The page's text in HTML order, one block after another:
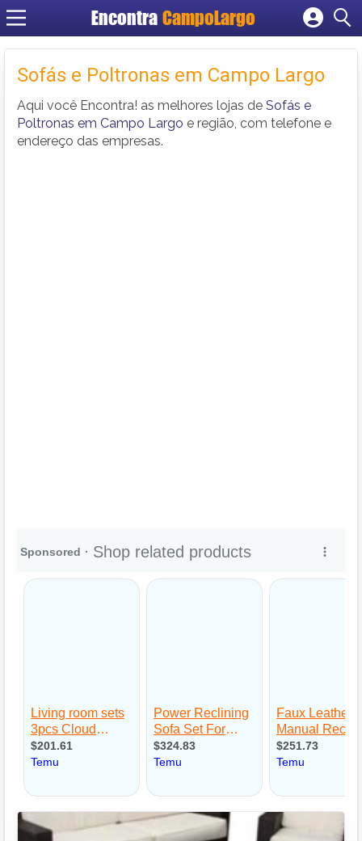
Encontra CampoLargo
Cadastrar empresa
Criar conta
Sofás e Poltronas em Campo Largo
Aqui você Encontra! as melhores lojas de Sofás e
Poltronas em Campo Largo e região, com telefone e
endereço das empresas.